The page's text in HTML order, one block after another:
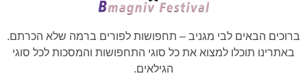
ברוכים הבאים לבי מגניב – תחפושות לפורים ברמה שלא הכרתם.
באתרינו תוכלו למצוא את כל סוגי התחפושות והמסכות לכל סוגי
הגילאים.